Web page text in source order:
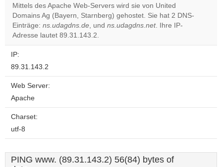
Do you
own this
Mittels des Apache Web-Servers wird sie von United
Domains Ag (Bayern, Starnberg) gehostet. Sie hat 2 DNS-
Einträge: ns.udagdns.de, und ns.udagdns.net. Ihre IP-
Adresse lautet 89.31.143.2.
IP:
89.31.143.2
Web Server:
Apache
Charset:
utf-8
PING www. (89.31.143.2) 56(84) bytes of